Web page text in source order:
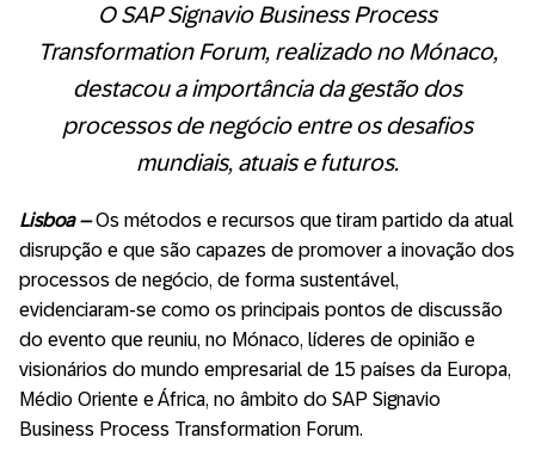
O SAP Signavio Business Process
Transformation Forum, realizado no Mónaco,
destacou a importância da gestão dos
processos de negócio entre os desafios
mundiais, atuais e futuros.
Lisboa –Os métodos e recursos que tiram partido da atual
disrupção e que são capazes de promover a inovação dos
processos de negócio, de forma sustentável,
evidenciaram-se como os principais pontos de discussão
do evento que reuniu, no Mónaco, líderes de opinião e
visionários do mundo empresarial de 15 países da Europa,
Médio Oriente e África, no âmbito do SAP Signavio
Business Process Transformation Forum.